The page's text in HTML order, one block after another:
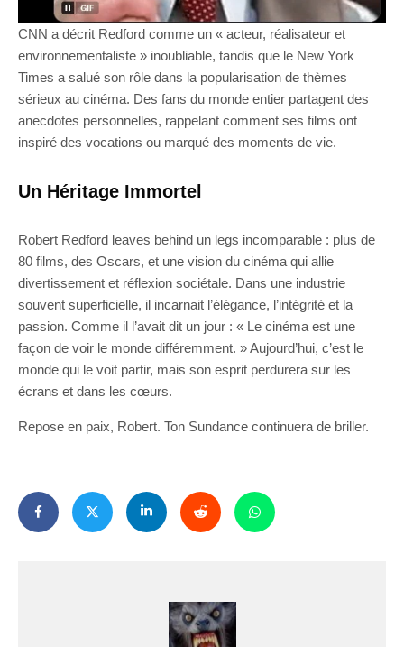
CNN a décrit Redford comme un « acteur, réalisateur et
environnementaliste » inoubliable, tandis que le New York
Times a salué son rôle dans la popularisation de thèmes
sérieux au cinéma. Des fans du monde entier partagent des
anecdotes personnelles, rappelant comment ses films ont
inspiré des vocations ou marqué des moments de vie.
Un Héritage Immortel
Robert Redford leaves behind un legs incomparable : plus de
80 films, des Oscars, et une vision du cinéma qui allie
divertissement et réflexion sociétale. Dans une industrie
souvent superficielle, il incarnait l’élégance, l’intégrité et la
passion. Comme il l’avait dit un jour : « Le cinéma est une
façon de voir le monde différemment. » Aujourd’hui, c’est le
monde qui le voit partir, mais son esprit perdurera sur les
écrans et dans les cœurs.
Repose en paix, Robert. Ton Sundance continuera de briller.